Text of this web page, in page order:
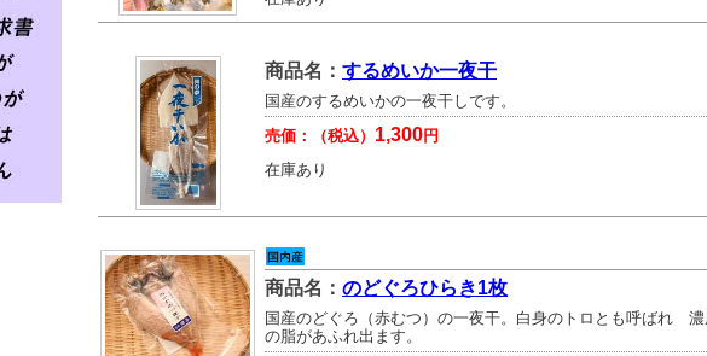
商品名： するめいか一夜干
国産のするめいかの一夜干しです。
売価：（税込） 1,300円
在庫あり
商品名： のどぐろひらき1枚
国産のどぐろ（赤むつ）の一夜干。白身のトロとも呼ばれ
の脂があふれ出ます。